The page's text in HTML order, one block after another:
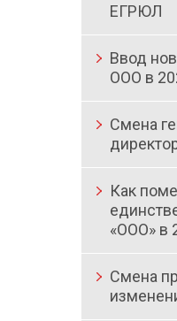
ЕГРЮЛ
Ввод
ООО в
Смена
Как
«ООО» в
Смена